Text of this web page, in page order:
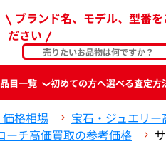
ブランド名、モデル、型番を
ださい
目一覧 初めての方へ選べる査定方
格相場
宝石・ジュエリ
ーチ高価買取の参考価格